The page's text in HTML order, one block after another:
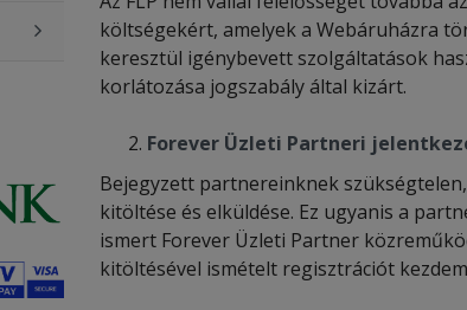
költségekért, amelyek a Webáruházra
keresztül igénybevett szolgáltatások
korlátozása jogszabály által kizárt.
Forever Üzleti Partneri
Bejegyzett partnereinknek
kitöltése és elküldése. Ez ugyanis a
ismert Forever Üzleti Partner
kitöltésével ismételt regisztrációt